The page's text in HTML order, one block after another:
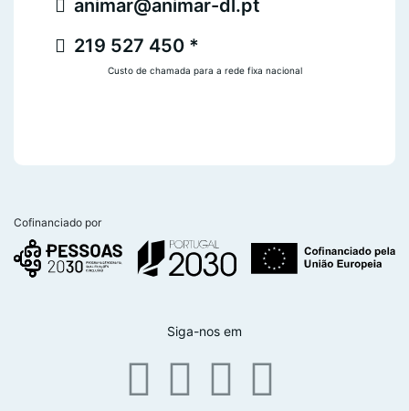
219 527 450 *
animar@animar-dl.pt
Custo de chamada para a rede fixa nacional
Cofinanciado por
Siga-nos em